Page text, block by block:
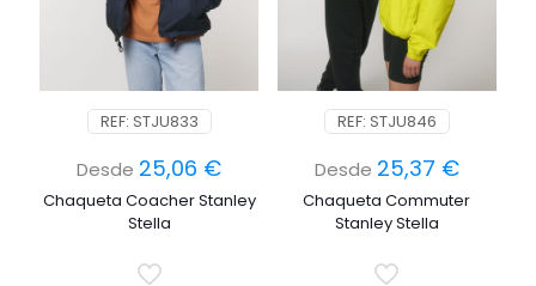
REF: STJU833
Desde 25,06 €
Chaqueta Coacher Stanley
Stella
REF: STJU846
Desde 25,37 €
Chaqueta Commuter
Stanley Stella